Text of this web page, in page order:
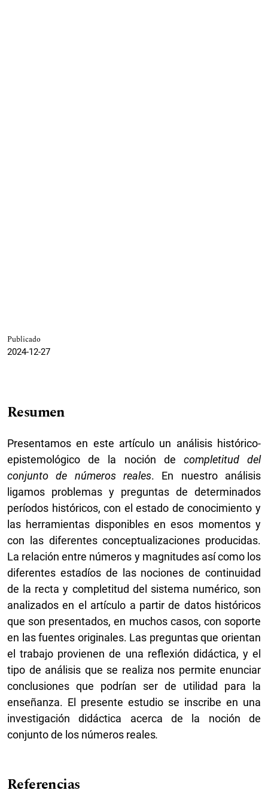
Publicado
2024-12-27
Resumen
Presentamos en este artículo un análisis histórico-
epistemológico de la noción de completitud del
conjunto de números reales. En nuestro análisis
ligamos problemas y preguntas de determinados
períodos históricos, con el estado de conocimiento y
las herramientas disponibles en esos momentos y
con las diferentes conceptualizaciones producidas.
La relación entre números y magnitudes así como los
diferentes estadíos de las nociones de continuidad
de la recta y completitud del sistema numérico, son
analizados en el artículo a partir de datos históricos
que son presentados, en muchos casos, con soporte
en las fuentes originales. Las preguntas que orientan
el trabajo provienen de una reflexión didáctica, y el
tipo de análisis que se realiza nos permite enunciar
conclusiones que podrían ser de utilidad para la
enseñanza. El presente estudio se inscribe en una
investigación didáctica acerca de la noción de
conjunto de los números reales.
Referencias